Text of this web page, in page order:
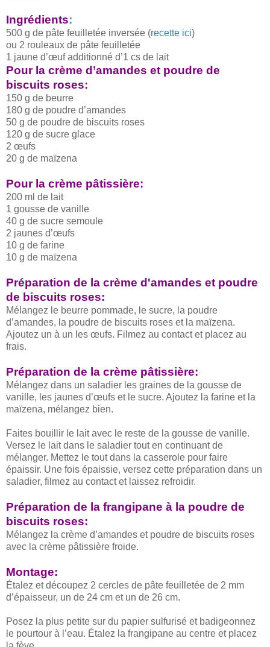
Ingrédients:
500 g de pâte feuilletée inversée (recette ici)
ou 2 rouleaux de pâte feuilletée
1 jaune d’œuf additionné d’1 cs de lait
Pour la crème d’amandes et poudre de
biscuits roses:
150 g de beurre
180 g de poudre d’amandes
50 g de poudre de biscuits roses
120 g de sucre glace
2 œufs
20 g de maïzena
Pour la crème pâtissière:
200 ml de lait
1 gousse de vanille
40 g de sucre semoule
2 jaunes d’œufs
10 g de farine
10 g de maïzena
Préparation de la crème d'amandes et poudre
de biscuits roses:
Mélangez le beurre pommade, le sucre, la poudre
d’amandes, la poudre de biscuits roses et la maïzena.
Ajoutez un à un les œufs. Filmez au contact et placez au
frais.
Préparation de la crème pâtissière:
Mélangez dans un saladier les graines de la gousse de
vanille, les jaunes d’œufs et le sucre. Ajoutez la farine et la
maïzena, mélangez bien.
Faites bouillir le lait avec le reste de la gousse de vanille.
Versez le lait dans le saladier tout en continuant de
mélanger. Mettez le tout dans la casserole pour faire
épaissir. Une fois épaissie, versez cette préparation dans un
saladier, filmez au contact et laissez refroidir.
Préparation de la frangipane à la poudre de
biscuits roses:
Mélangez la crème d’amandes et poudre de biscuits roses
avec la crème pâtissière froide.
Montage:
Étalez et découpez 2 cercles de pâte feuilletée de 2 mm
d’épaisseur, un de 24 cm et un de 26 cm.
Posez la plus petite sur du papier sulfurisé et badigeonnez
le pourtour à l’eau. Étalez la frangipane au centre et placez